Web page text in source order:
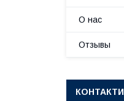
О нас
Отзывы
КОНТАКТИ